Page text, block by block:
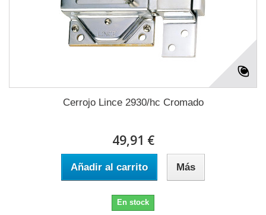
Cerrojo Lince 2930/hc Cromado
49,91 €
Añadir al carrito Más
En stock